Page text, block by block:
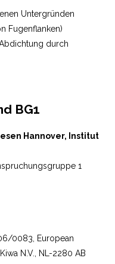
Untergründen
Fugenflanken)
durch
BG1
Hannover, Institut
1
0083, European
N.V., NL-2280 AB